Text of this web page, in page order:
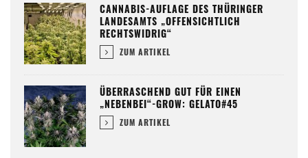
CANNABIS-AUFLAGE DES THÜRINGER
LANDESAMTS „OFFENSICHTLICH
RECHTSWIDRIG“
ZUM ARTIKEL
ÜBERRASCHEND GUT FÜR EINEN
„NEBENBEI“-GROW: GELATO#45
ZUM ARTIKEL